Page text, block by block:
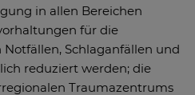
in allen Bereichen
für die
Schlaganfällen und
reduziert werden; die
Traumazentrums